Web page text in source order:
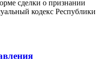
сделки о признании
кодекс Республики